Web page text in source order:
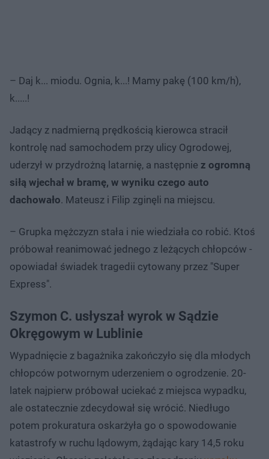
– Daj k... miodu. Ognia, k...! Mamy pakę (100 km/h),
k.....!
Jadący z nadmierną prędkością kierowca stracił
kontrolę nad samochodem przy ulicy Ogrodowej,
uderzył w przydrożną latarnię, a następnie z ogromną
siłą wjechał w bramę, w wyniku czego auto
dachowało. Mateusz i Filip zginęli na miejscu.
– Grupka mężczyzn stała i nie wiedziała co robić. Ktoś
próbował reanimować jednego z leżących chłopców -
opowiadał świadek tragedii cytowany przez "Super
Express".
Szymon C. usłyszał wyrok w Sądzie
Okręgowym w Lublinie
Wypadnięcie z bagażnika zakończyło się dla młodych
chłopców potwornym uderzeniem o ogrodzenie. 20-
latek najpierw próbował uciekać z miejsca wypadku,
ale ostatecznie zdecydował się wrócić. Niedługo
potem prokuratura oskarżyła go o spowodowanie
katastrofy w ruchu lądowym, żądając kary 14,5 roku